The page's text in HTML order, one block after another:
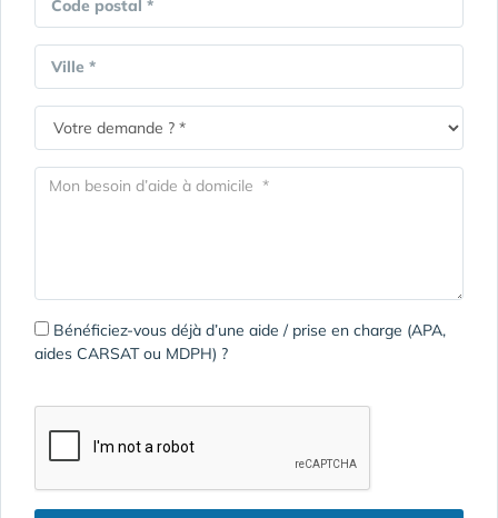
Code postal *
Ville *
Bénéficiez-vous déjà d’une aide / prise en charge (APA,
aides CARSAT ou MDPH) ?